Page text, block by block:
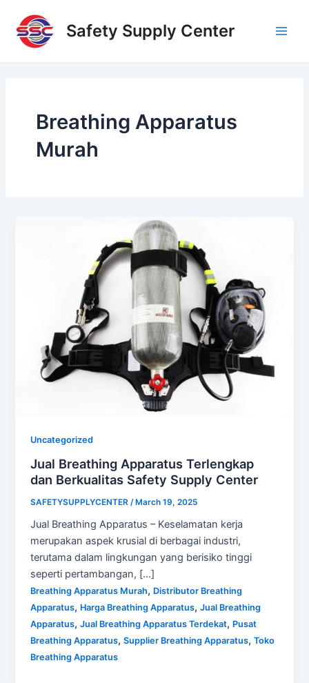
content
Safety Supply Center
Breathing Apparatus
Murah
Uncategorized
Jual Breathing Apparatus Terlengkap
dan Berkualitas Safety Supply Center
SAFETYSUPPLYCENTER /March 19, 2025
Jual Breathing Apparatus – Keselamatan kerja
merupakan aspek krusial di berbagai industri,
terutama dalam lingkungan yang berisiko tinggi
seperti pertambangan, […]
Breathing Apparatus Murah, Distributor Breathing
Apparatus, Harga Breathing Apparatus,Jual Breathing
Apparatus,Jual Breathing Apparatus Terdekat, Pusat
Breathing Apparatus,Supplier Breathing Apparatus,Toko
Breathing Apparatus